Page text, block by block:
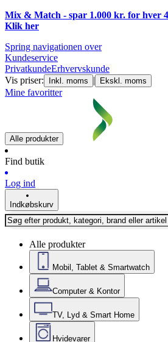
Mix & Match - spar 1.000 kr. for hver
Klik her
Spring navigationen over
Kundeservice
PrivatkundeErhvervskunde
Vis priser:
Inkl. moms | Ekskl. moms
Mine favoritter
Alle produkter
Find butik
Log ind
Indkøbskurv
Alle produkter
Mobil, Tablet & Smartwatch
Computer & Kontor
TV, Lyd & Smart Home
Hvidevarer